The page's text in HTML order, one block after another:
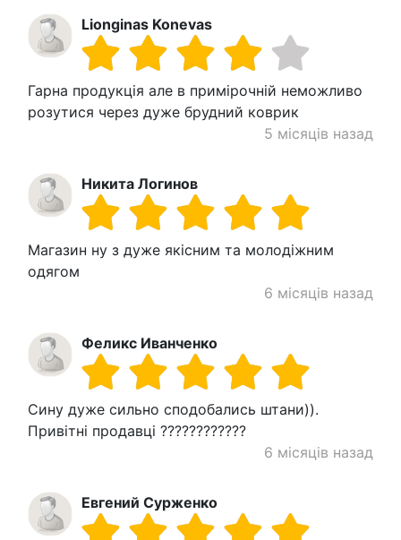
Lionginas Konevas
Гарна продукція але в примірочній неможливо
розутися через дуже брудний коврик
5 місяців назад
Никита Логинов
Магазин ну з дуже якісним та молодіжним
одягом
6 місяців назад
Феликс Иванченко
Сину дуже сильно сподобались штани)).
Привітні продавці ????????????
6 місяців назад
Евгений Сурженко